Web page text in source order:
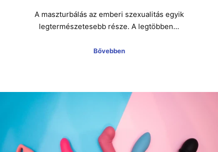
A maszturbálás az emberi szexualitás egyik
legtermészetesebb része. A legtöbben…
Bővebben